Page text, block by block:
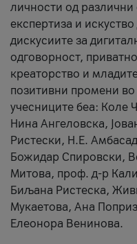
личности од различни
експертиза и
дискусиите за
одговорност,
креаторство и
позитивни промени во
учесниците беа: Коле
Нина Ангеловска,
Ристески, Н.Е.
Божидар Спировски,
Митова, проф. д-р
Биљана Ристеска,
Мукаетова, Ана
Елеонора Венинова.